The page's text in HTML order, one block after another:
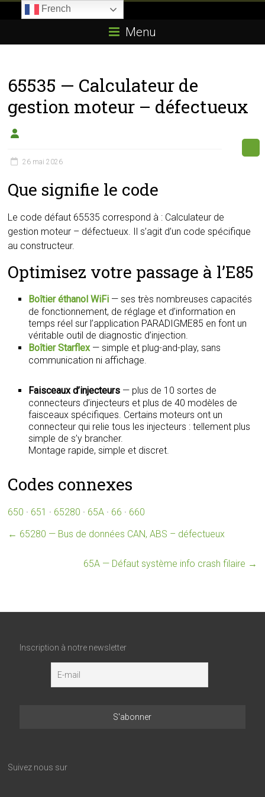
E85.com
passion
boîtier
éthanol
Menu
65535 — Calculateur de
gestion moteur – défectueux
26 mai 2026
Que signifie le code
Le code défaut 65535 correspond à : Calculateur de
gestion moteur – défectueux. Il s’agit d’un code spécifique
au constructeur.
Optimisez votre passage à l’E85
Boîtier éthanol WiFi — ses très nombreuses capacités
de fonctionnement, de réglage et d’information en
temps réel sur l’application PARADIGME85 en font un
véritable outil de diagnostic d’injection.
Boîtier Starflex— simple et plug-and-play, sans
communication ni affichage.
Faisceaux d’injecteurs — plus de 10 sortes de
connecteurs d’injecteurs et plus de 40 modèles de
faisceaux spécifiques. Certains moteurs ont un
connecteur qui relie tous les injecteurs : tellement plus
simple de s’y brancher.
Montage rapide, simple et discret.
Codes connexes
650 · 651 · 65280 · 65A · 66 · 660
← 65280 — Bus de données CAN, ABS – défectueux
65A — Défaut système info crash filaire →
Inscription à notre newsletter
Suivez nous sur
French